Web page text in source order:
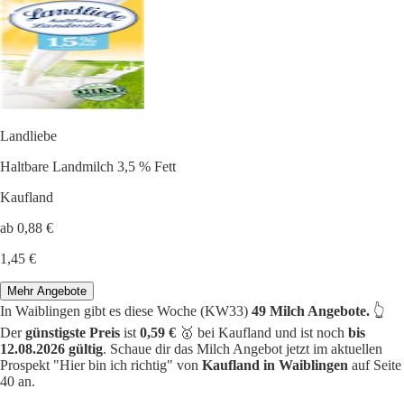
Landliebe
Haltbare Landmilch 3,5 % Fett
Kaufland
ab 0,88 €
1,45 €
Mehr Angebote
In Waiblingen gibt es diese Woche (KW33) 49 Milch Angebote. 👆
Dergünstigste Preis ist 0,59 € 🥇 bei Kaufland und ist noch bis
12.08.2026 gültig. Schaue dir das Milch Angebot jetzt im aktuellen
Prospekt "Hier bin ich richtig" von Kaufland in Waiblingen auf Seite
40 an.